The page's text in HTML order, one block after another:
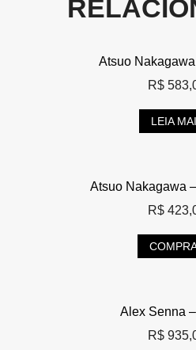
Atsuo Nakagawa
R$
LEIA
Atsuo Nakagawa
R$
Alex Senna –
R$